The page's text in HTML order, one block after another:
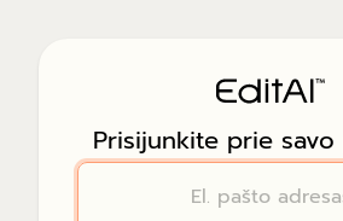
Prisijunkite prie